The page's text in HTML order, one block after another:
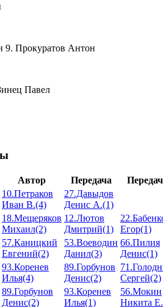
9. Прокуратов Антон
Павел
Автор Передача
10.Петраков
Иван В.(4)
27.Давыдов
Денис А.(1)
18.Мещеряков
Михаил(2)
12.Лютов
Дмитрий(1)
Егор(1)
57.Каницкий
Евгений(2)
53.Воеводин
Данил(3)
66.Пилия
Денис(1)
93.Коренев
Илья(4)
89.Горбунов
Денис(2)
Сергей(2)
89.Горбунов
Денис(2)
93.Коренев
Илья(1)
56.Мокин
Никита